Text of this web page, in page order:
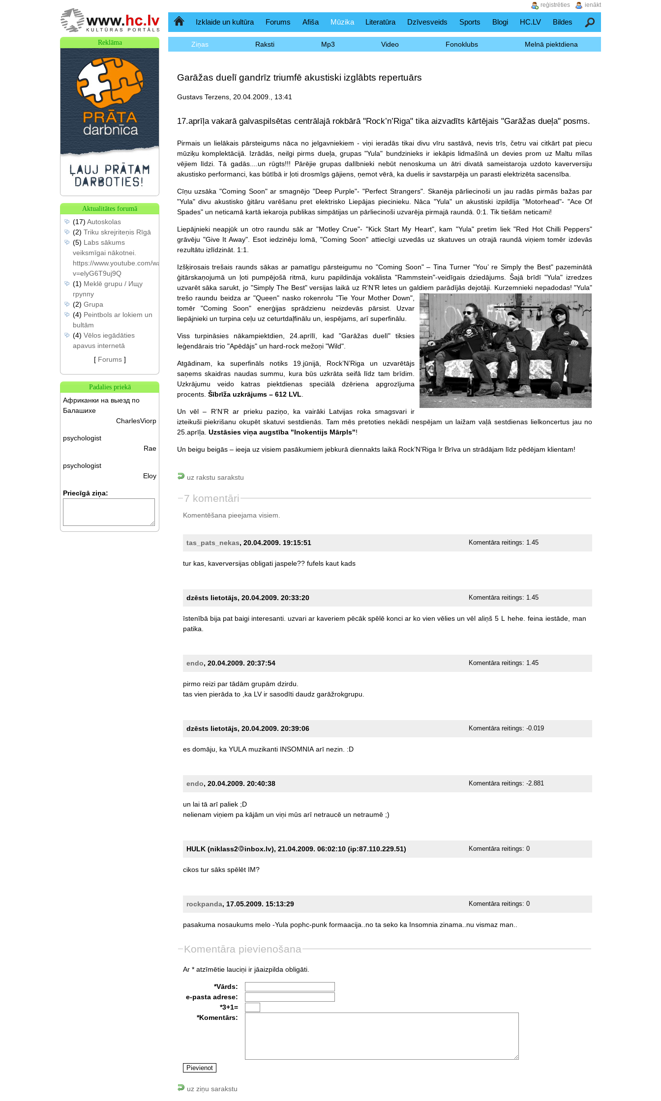
SākumlapaIzklaide un kultūra Forums Afiša Mūzika Literatūra Dzīvesveids Sports Blogi HC.LV Bildes Meklēšana
Ziņas Raksti Mp3 Video Fonoklubs Melnā piektdiena
Garāžas duelī gandrīz triumfē akustiski izglābts repertuārs
Gustavs Terzens, 20.04.2009., 13:41
17.aprīļa vakarā galvaspilsētas centrālajā rokbārā "Rock’n’Riga" tika aizvadīts kārtējais "Garāžas dueļa" posms.
Pirmais un lielākais pārsteigums nāca no jelgavniekiem - viņi ieradās tikai divu vīru sastāvā, nevis trīs, četru vai citkārt pat piecu
mūziķu komplektācijā. Izrādās, neilgi pirms dueļa, grupas "Yula" bundzinieks ir iekāpis lidmašīnā un devies prom uz Maltu mīlas
vējiem līdzi. Tā gadās....un rūgts!!! Pārējie grupas dalībnieki nebūt nenoskuma un ātri divatā sameistaroja uzdoto kaverversiju
akustisko performanci, kas būtībā ir ļoti drosmīgs gājiens, ņemot vērā, ka duelis ir savstarpēja un parasti elektrizēta sacensība.
Cīņu uzsāka "Coming Soon" ar smagnējo "Deep Purple"- "Perfect Strangers". Skanēja pārliecinoši un jau radās pirmās bažas par
"Yula" divu akustisko ģitāru varēšanu pret elektrisko Liepājas piecinieku. Nāca "Yula" un akustiski izpildīja "Motorhead"- "Ace Of
Spades" un neticamā kartā iekaroja publikas simpātijas un pārliecinoši uzvarēja pirmajā raundā. 0:1. Tik tiešām neticami!
Liepājnieki neapjūk un otro raundu sāk ar "Motley Crue"- "Kick Start My Heart", kam "Yula" pretim liek "Red Hot Chilli Peppers"
grāvēju "Give It Away". Esot iedzinēju lomā, "Coming Soon" attiecīgi uzvedās uz skatuves un otrajā raundā viņiem tomēr izdevās
rezultātu izlīdzināt. 1:1.
Izšķirosais trešais raunds sākas ar pamatīgu pārsteigumu no "Coming Soon" – Tina Turner "You’ re Simply the Best" pazeminātā
ģitārskaņojumā un ļoti pumpējošā ritmā, kuru papildināja vokālista "Rammstein"-veidīgais dziedājums. Šajā brīdī "Yula" izredzes
uzvarēt sāka sarukt, jo "Simply The Best" versijas laikā uz R’N’R letes un galdiem parādījās dejotāji. Kurzemnieki nepadodas! "Yula"
trešo raundu beidza ar "Queen" nasko rokenrolu "Tie Your Mother Down",
tomēr "Coming Soon" enerģijas sprādzienu neizdevās pārsist. Uzvar
liepājnieki un turpina ceļu uz ceturtdaļfinālu un, iespējams, arī superfinālu.
Viss turpināsies nākampiektdien, 24.aprīlī, kad "Garāžas duelī" tiksies
leģendārais trio "Apēdājs" un hard-rock mežoņi "Wild".
Atgādinam, ka superfināls notiks 19.jūnijā, Rock’N’Riga un uzvarētājs
saņems skaidras naudas summu, kura būs uzkrāta seifā līdz tam brīdim.
Uzkrājumu veido katras piektdienas speciālā dzēriena apgrozījuma
procents. Šībrīža uzkrājums – 612 LVL
Un vēl – R’N’R ar prieku paziņo, ka vairāki Latvijas roka smagsvari ir
izteikuši piekrišanu okupēt skatuvi sestdienās. Tam mēs pretoties nekādi nespējam un laižam vaļā sestdienas lielkoncertus jau no
25.aprīļa. Uzstāsies viņa augstība "Inokentijs Mārpls"!
Un beigu beigās – ieeja uz visiem pasākumiem jebkurā diennakts laikā Rock’N’Riga Ir Brīva un strādājam līdz pēdējam klientam!
uz rakstu sarakstu
7 komentāri
Komentēšana pieejama visiem.
tas_pats_nekas, 20.04.2009. 19:15:51 Komentāra reitings: 1.45
tur kas, kaverversijas obligati jaspele?? fufels kaut kads
dzēsts lietotājs, 20.04.2009. 20:33:20 Komentāra reitings: 1.45
īstenībā bija pat baigi interesanti. uzvari ar kaveriem pēcāk spēlē konci ar ko vien vēlies un vēl aliņš 5 L hehe. feina iestāde,
man
patika.
endo, 20.04.2009. 20:37:54 Komentāra reitings: 1.45
pirmo reizi par tādām grupām dzirdu.
tas vien pierāda to ,ka LV ir sasodīti daudz garāžrokgrupu.
dzēsts lietotājs, 20.04.2009. 20:39:06 Komentāra reitings:-0.019
es domāju, ka YULA muzikanti INSOMNIA arī nezin. :D
endo, 20.04.2009. 20:40:38 Komentāra reitings:-2.881
un lai tā arī paliek ;D
nelienam viņiem pa kājām un viņi mūs arī netraucē un netraumē ;)
HULK (niklass2 inbox.lv), 21.04.2009. 06:02:10 (ip:87.110.229.51) Komentāra reitings:0
cikos tur sāks spēlēt IM?
rockpanda, 17.05.2009. 15:13:29 Komentāra reitings:0
pasakuma nosaukums melo -Yula pophc-punk formaacija..no ta seko ka Insomnia zinama..nu vismaz man..
Komentāra pievienošana
Ar * atzīmētie lauciņi ir jāaizpilda obligāti.
*Vārds:
e-pasta adrese:
*3+1=
*Komentārs:
uz ziņu sarakstu
Reklāma
Aktualitātes forumā
(17) Autoskolas
(2) Triku skrejriteņis Rīgā
(5) Labs sākums
veiksmīgai nākotnei.
https://www.youtube.com/watch?
v=elyG6T9uj9Q
(1) Meklē grupu / Ищу
группу
(2) Grupa
(4) Peintbols ar lokiem un
bultām
(4) Vēlos iegādāties
apavus internetā
[ Forums]
Padalies priekā
Африканки на выезд по
Балашихе
CharlesViorp
psychologist
Rae
psychologist
Eloy
Priecīgā ziņa:
ienākt
reģistrēties